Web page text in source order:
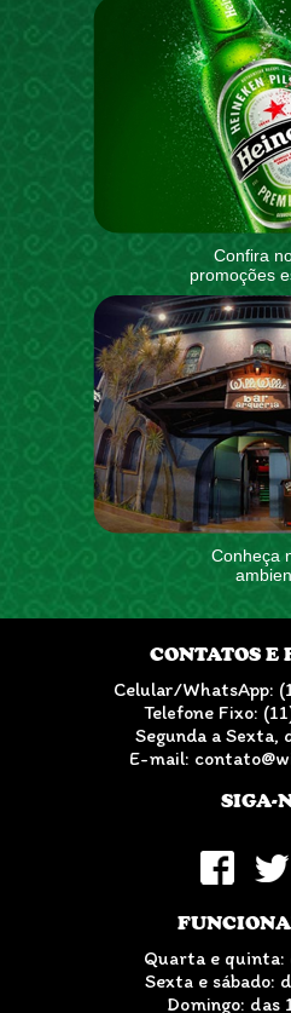
Confira
promoções
Conheça
CONTATOS E
Celular/WhatsApp:
Telefone Fixo:
Segunda a Sexta,
E-mail:
SIGA-
Quarta e quinta:
Sexta e sábado:
Domingo: das